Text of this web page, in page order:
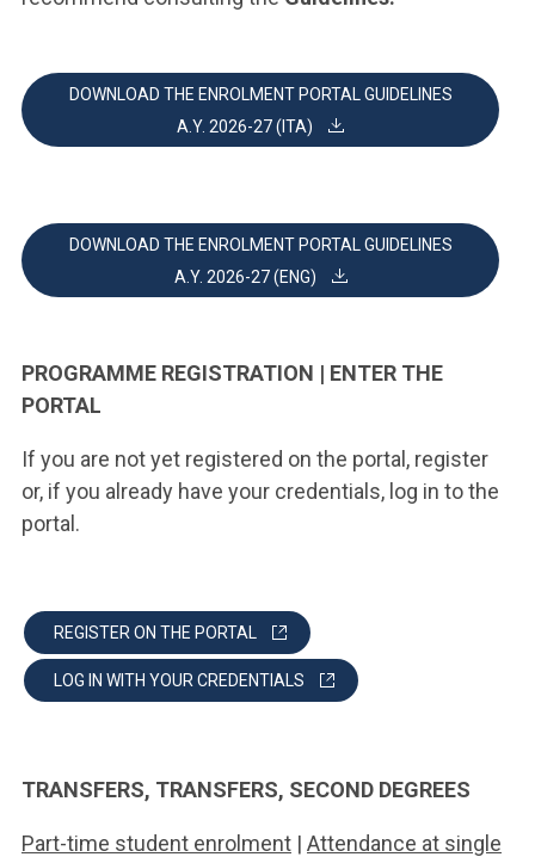
DOWNLOAD THE ENROLMENT PORTAL GUIDELINES
A.Y. 2026-27 (ITA)
DOWNLOAD THE ENROLMENT PORTAL GUIDELINES
A.Y. 2026-27 (ENG)
PROGRAMME REGISTRATION | ENTER THE
PORTAL
If you are not yet registered on the portal, register
or, if you already have your credentials, log in to the
portal.
REGISTER ON THE PORTAL
LOG IN WITH YOUR CREDENTIALS
TRANSFERS, TRANSFERS, SECOND DEGREES
Part-time student enrolment | Attendance at single